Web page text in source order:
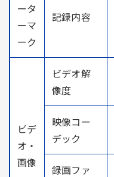
ータ
ーマ
ーク
記録内容
ビデ
オ・
画像
ビデオ解
像度
映像コー
デック
録画ファ